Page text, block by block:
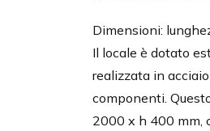
Dimensioni:
Il locale è dotato
realizzata in
componenti.
2000 x h 400 mm,